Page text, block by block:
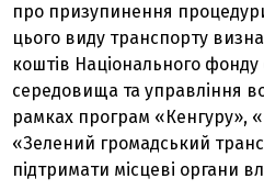
про призупинення
цього виду транспорту
коштів Національного
середовища та управління
рамках програм «Кенгуру»,
«Зелений громадський
підтримати місцеві органи